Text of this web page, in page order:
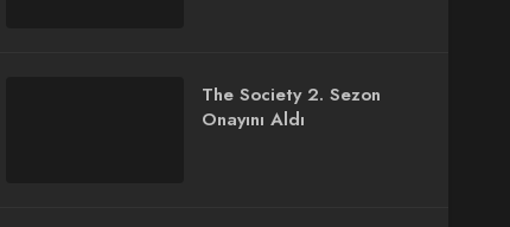
The Society 2. Sezon
Onayını Aldı